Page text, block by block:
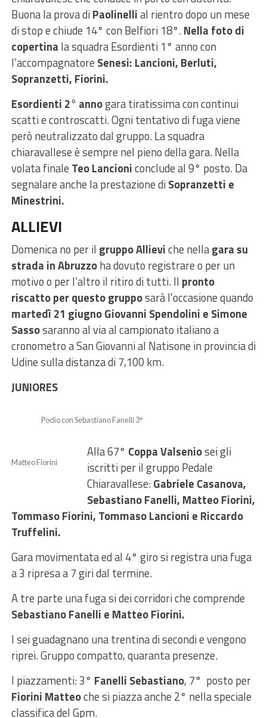
Buona la prova diPaolinellial rientro dopo un mese
di stop e chiude 14° con Belfiori 18°.Nella foto di
copertina la squadra Esordienti 1° anno con
l’accompagnatore Senesi: Lancioni, Berluti,
Sopranzetti, Fiorini.
Esordienti 2° annogara tiratissima con continui
scatti e controscatti. Ogni tentativo di fuga viene
però neutralizzato dal gruppo. La squadra
chiaravallese è sempre nel pieno della gara. Nella
volata finale Teo Lancioniconclude al 9° posto. Da
segnalare anche la prestazione diSopranzetti e
Minestrini.
ALLIEVI
Domenica no per il gruppo Allieviche nellagara su
strada in Abruzzoha dovuto registrare o per un
motivo o per l’altro il ritiro di tutti. Il pronto
riscatto per questo grupposarà l’occasione quando
martedì 21 giugno Giovanni Spendolini e Simone
Sassosaranno al via al campionato italiano a
cronometro a San Giovanni al Natisone in provincia di
Udine sulla distanza di 7,100 km.
JUNIORES
Podio con Sebastiano Fanelli 3°
Matteo Fiorini
Alla 67° Coppa Valseniosei gli
iscritti per il gruppo Pedale
Chiaravallese:Gabriele Casanova,
Sebastiano Fanelli, Matteo Fiorini,
Tommaso Fiorini, Tommaso Lancioni e Riccardo
Truffelini.
Gara movimentata ed al 4° giro si registra una fuga
a 3 ripresa a 7 giri dal termine.
A tre parte una fuga si dei corridori che comprende
Sebastiano Fanelli e Matteo Fiorini.
I sei guadagnano una trentina di secondi e vengono
riprei. Gruppo compatto, quaranta presenze.
I piazzamenti: 3° Fanelli Sebastiano, 7° posto per
Fiorini Matteoche si piazza anche 2° nella speciale
classifica del Gpm.